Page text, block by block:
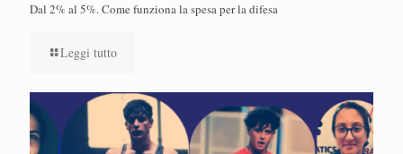
Dal 2% al 5%. Come funziona la spesa per la difesa
Leggi tutto